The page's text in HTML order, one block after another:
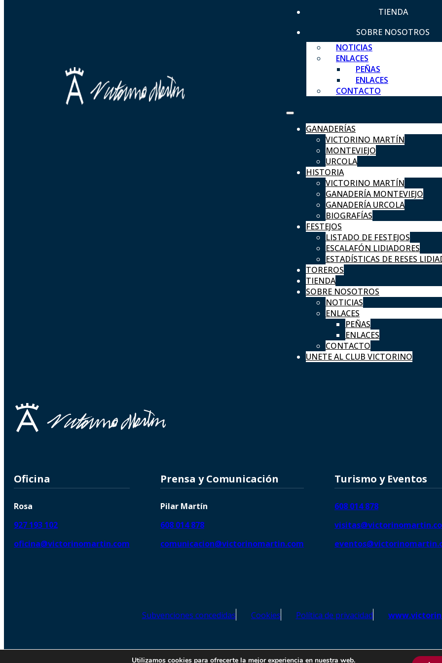
TIENDA
SOBRE NOSOTROS
NOTICIAS
ENLACES
PEÑAS
ENLACES
CONTACTO
GANADERÍAS
VICTORINO MARTÍN
MONTEVIEJO
URCOLA
HISTORIA
VICTORINO MARTÍN
GANADERÍA MONTEVIEJO
GANADERÍA URCOLA
BIOGRAFÍAS
FESTEJOS
LISTADO DE FESTEJOS
ESCALAFÓN LIDIADORES
ESTADÍSTICAS DE RESES
TOREROS
TIENDA
SOBRE NOSOTROS
NOTICIAS
ENLACES
PEÑAS
ENLACES
CONTACTO
UNETE AL CLUB VICTORINO
Oficina
Rosa
927 193 102
oficina@victorinomartin.com
Prensa y Comunicación
Pilar Martín
608 014 878
comunicacion@victorinomartin.com
Turismo y Eventos
608 014 878
Subvenciones concedidas Cookies Política de privacidad
© 2026 Copyright © | Victorino Martín – Todos los derechos reservados | SEO de Agencia
Utilizamos cookies para ofrecerte la mejor experiencia en nuestra web.